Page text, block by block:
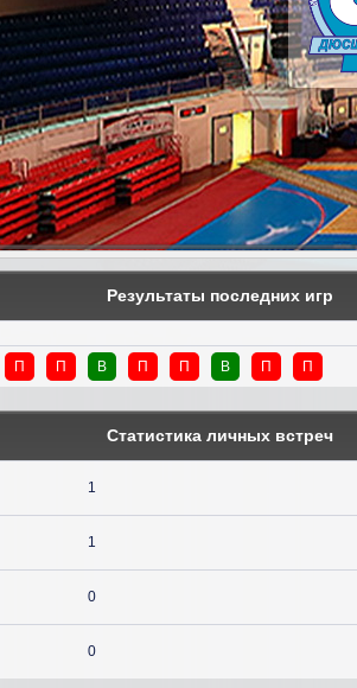
Результаты последних игр
П П В П П В П П
Статистика личных встреч
1
1
0
0